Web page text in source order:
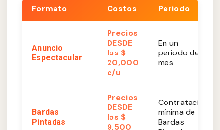
Formato Costos Periodo
Anuncio
Espectacular
Precios
DESDE
los $
20,000
c/u
En un
periodo de 1
mes
Bardas
Pintadas
Precios
DESDE
los $
9,500
Contratación
mínima de 10
Bardas